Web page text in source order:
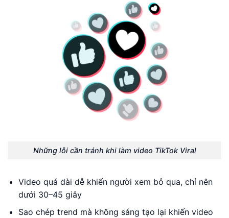
Những lỗi cần tránh khi làm video TikTok Viral
Video quá dài dễ khiến người xem bỏ qua, chỉ nên
dưới 30–45 giây
Sao chép trend mà không sáng tạo lại khiến video